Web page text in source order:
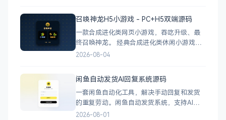
建。 核心功能 会员系统：自定义价格、会
员等级 分销系统：代理商机制、佣金
召唤神龙H5小游戏 - PC+H5双端源码
一款合成进化类网页小游戏，吞吃升级、最
终召唤神龙。 经典合成进化类休闲小游戏，
双版本可选：正常版挑战通关、无敌版轻松
略，循序渐进挑战通关 无敌版：无失败压
力，轻松快速合成升级，纯休
2026-08-04
闲鱼自动发货AI回复系统源码
一套闲鱼自动化工具，解决手动回复和发货
的重复劳动。闲鱼自动发货系统，支持AI智
能回复、多账号管理、订单自动处理、数据
2026-08-01